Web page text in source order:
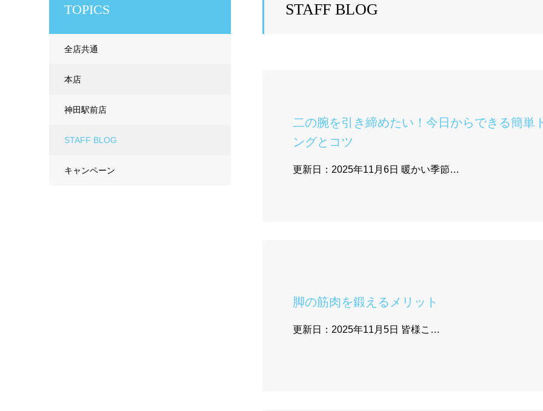
STAFF BLOG
二の腕を引き締めたい！今日からできる簡単
ングとコツ
更新日：2025年11月6日 暖かい季節…
脚の筋肉を鍛えるメリット
更新日：2025年11月5日 皆様こ…
TOPICS
全店共通
本店
神田駅前店
STAFF BLOG
キャンペーン